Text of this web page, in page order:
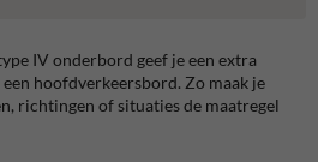
IV onderbord geef je een extra
hoofdverkeersbord. Zo maak je
richtingen of situaties de maatregel